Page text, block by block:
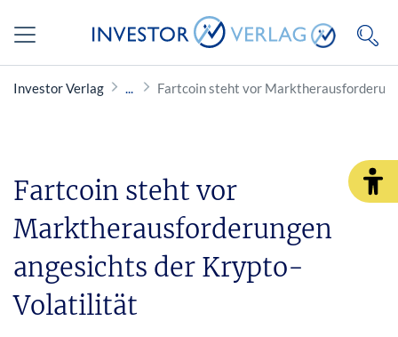
Investor Verlag Fartcoin steht vor
Fartcoin steht vor
Marktherausforderungen
angesichts der Krypto-
Volatilität